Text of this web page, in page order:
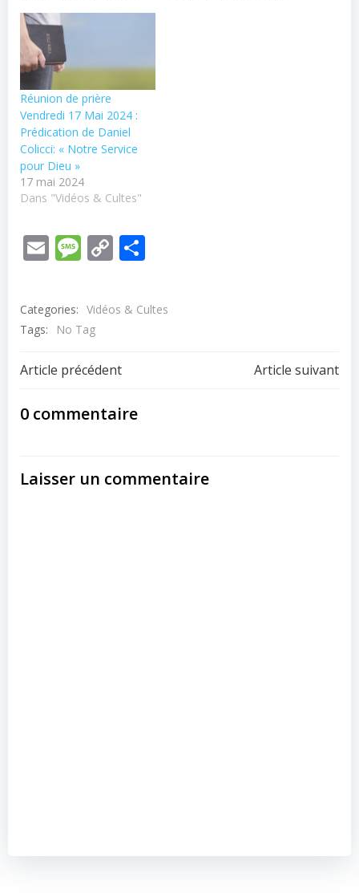
Réunion de prière
Vendredi 17 Mai 2024 :
Prédication de Daniel
Colicci: « Notre Service
pour Dieu »
17 mai 2024
Dans "Vidéos & Cultes"
EmailMessage
Copy
Link
Categories: Vidéos & Cultes
Tags:
No Tag
Post
navigation
Article précédent Article suivant
0 commentaire
Laisser un commentaire